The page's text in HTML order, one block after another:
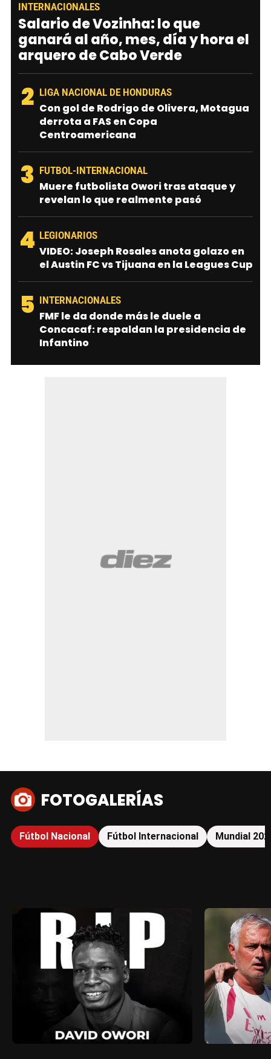
INTERNACIONALES
Salario de Vozinha: lo que
ganará al año, mes, día y hora el
arquero de Cabo Verde
2 LIGA NACIONAL DE HONDURAS
Con gol de Rodrigo de Olivera, Motagua
derrota a FAS en Copa
Centroamericana
3 FUTBOL-INTERNACIONAL
Muere futbolista Owori tras ataque y
revelan lo que realmente pasó
4 LEGIONARIOS
VIDEO: Joseph Rosales anota golazo en
el Austin FC vs Tijuana en la Leagues Cup
5 INTERNACIONALES
FMF le da donde más le duele a
Concacaf: respaldan la presidencia de
Infantino
FOTOGALERÍAS
Fútbol Nacional Fútbol Internacional Mundial